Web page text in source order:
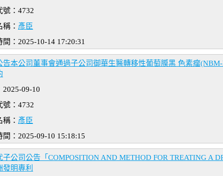
號：4732
： 彥臣
間：2025-10-14 17:20:31
告本公司董事會通過子公司御華生醫轉移性葡萄膜黑 色素瘤
2025-09-10
號：4732
： 彥臣
間：2025-09-10 15:18:15
子公司公告「COMPOSITION AND METHOD FOR TREATING A
發明專利